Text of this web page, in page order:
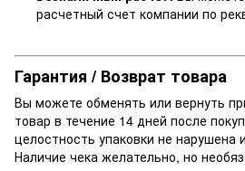
расчетный счет компании по
Гарантия / Возврат товара
Вы можете обменять или вернуть
товар в течение 14 дней после
целостность упаковки не нарушена
Наличие чека желательно, но